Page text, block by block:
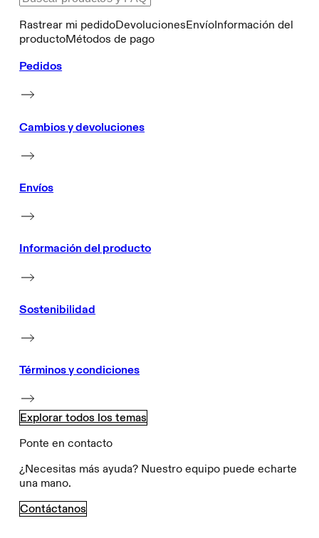
Rastrear mi pedidoDevolucionesEnvíoInformación del
productoMétodos de pago
Pedidos
Cambios y devoluciones
Envíos
Información del producto
Sostenibilidad
Términos y condiciones
Explorar todos los temas
Ponte en contacto
¿Necesitas más ayuda? Nuestro equipo puede echarte
una mano.
Contáctanos